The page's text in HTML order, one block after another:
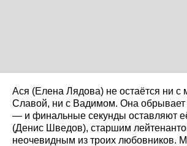
Ася (Елена Лядова) не остаётся ни с
Славой, ни с Вадимом. Она обрывает
— и финальные секунды оставляют
(Денис Шведов), старшим
неочевидным из троих любовников.